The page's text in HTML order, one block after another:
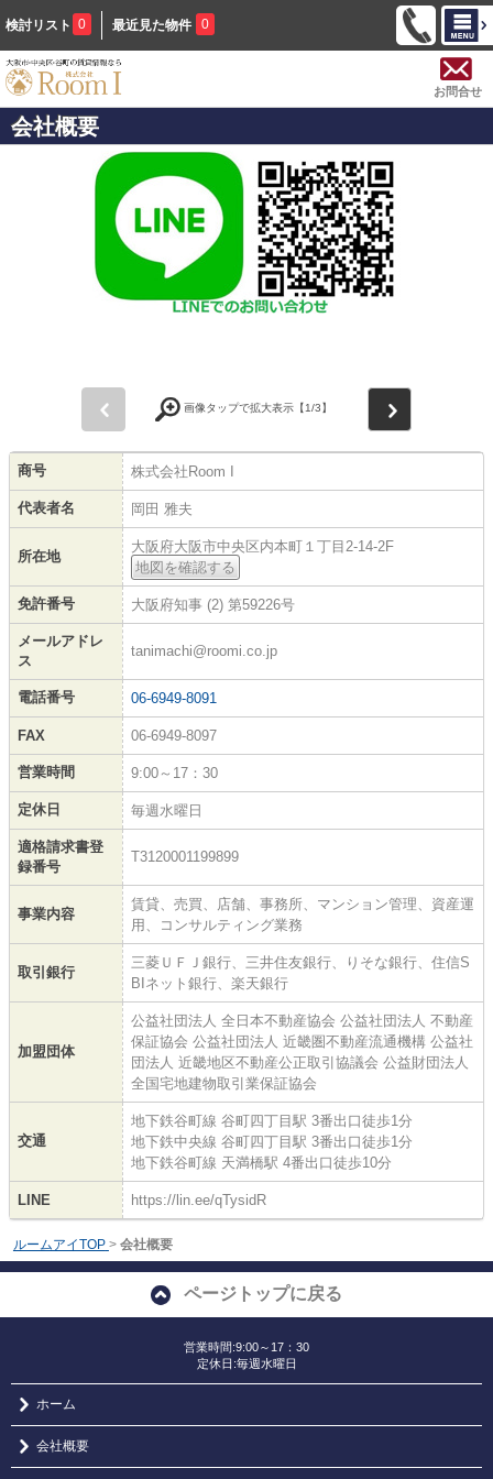
検討リスト 0 最近見た物件 0
お問合せ
会社概要
画像タップで拡大表示【1/3】
商号 株式会社Room I
代表者名 岡田 雅夫
所在地
大阪府大阪市中央区内本町１丁目2-14-2F
地図を確認する
免許番号 大阪府知事 (2) 第59226号
メールアドレ
ス
tanimachi@roomi.co.jp
電話番号 06-6949-8091
FAX 06-6949-8097
営業時間 9:00～17：30
定休日 毎週水曜日
適格請求書登
録番号
T3120001199899
事業内容
賃貸、売買、店舗、事務所、マンション管理、資産運
用、コンサルティング業務
取引銀行
三菱ＵＦＪ銀行、三井住友銀行、りそな銀行、住信S
BIネット銀行、楽天銀行
加盟団体
公益社団法人 全日本不動産協会 公益社団法人 不動産
保証協会 公益社団法人 近畿圏不動産流通機構 公益社
団法人 近畿地区不動産公正取引協議会 公益財団法人
全国宅地建物取引業保証協会
交通
地下鉄谷町線 谷町四丁目駅 3番出口徒歩1分
地下鉄中央線 谷町四丁目駅 3番出口徒歩1分
地下鉄谷町線 天満橋駅 4番出口徒歩10分
LINE https://lin.ee/qTysidR
ルームアイTOP > 会社概要
ページトップに戻る
営業時間:9:00～17：30
定休日:毎週水曜日
ホーム
会社概要